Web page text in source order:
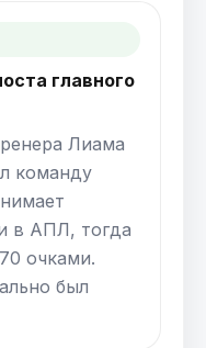
главного
Лиама
команду
в АПЛ, тогда
очками.
был